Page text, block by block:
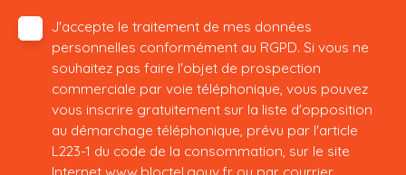
J'accepte le traitement de mes données
personnelles conformément au RGPD. Si vous ne
souhaitez pas faire l'objet de prospection
commerciale par voie téléphonique, vous pouvez
vous inscrire gratuitement sur la liste d'opposition
au démarchage téléphonique, prévu par l'article
L223-1 du code de la consommation, sur le site